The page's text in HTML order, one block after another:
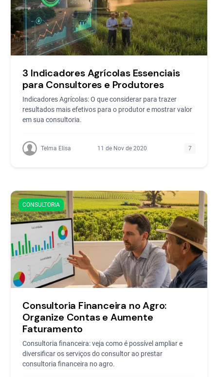
3 Indicadores Agrícolas Essenciais
para Consultores e Produtores
Indicadores Agrícolas: O que considerar para trazer
resultados mais efetivos para o produtor e mostrar valor
em sua consultoria.
Telma Elisa 11 de Nov de 2020 7
CONSULTORIA
Consultoria Financeira no Agro:
Organize Contas e Aumente
Faturamento
Consultoria financeira: veja como é possível ampliar e
diversificar os serviços do consultor ao prestar
consultoria financeira no agro.